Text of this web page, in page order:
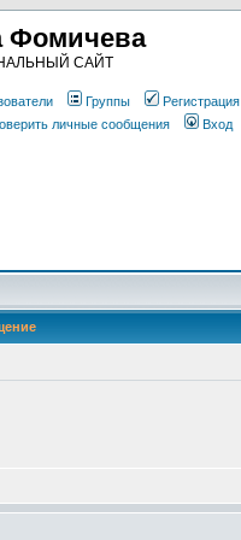
Фомичева
САЙТ
Группы
Регистрация
личные сообщения Вход